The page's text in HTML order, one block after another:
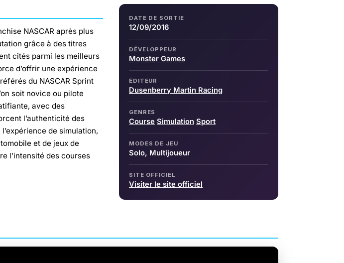
NASCAR après plus
grâce à des titres
cités parmi les meilleurs
d’offrir une expérience
du NASCAR Sprint
soit novice ou pilote
avec des
l’authenticité des
de simulation,
et de jeux de
l’intensité des courses
DATE DE SORTIE
12/09/2016
DÉVELOPPEUR
Monster Games
ÉDITEUR
Dusenberry Martin Racing
GENRES
Course Simulation Sport
MODES DE JEU
Solo, Multijoueur
SITE OFFICIEL
Visiter le site officiel